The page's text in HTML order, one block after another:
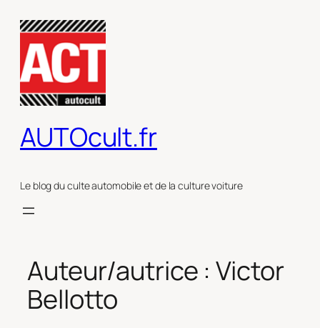
contenu
AUTOcult.fr
Le blog du culte automobile et de la culture voiture
Auteur/autrice :Victor
Bellotto